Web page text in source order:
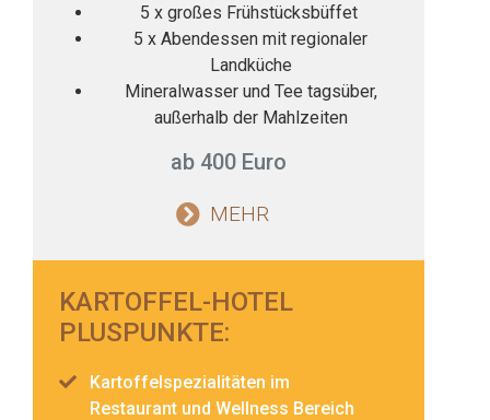
5 x großes Frühstücksbüffet
5 x Abendessen mit regionaler
Landküche
Mineralwasser und Tee tagsüber,
außerhalb der Mahlzeiten
ab 400 Euro
MEHR
KARTOFFEL-HOTEL
PLUSPUNKTE:
Kartoffelspezialitäten im
Restaurant und Wellness Bereich